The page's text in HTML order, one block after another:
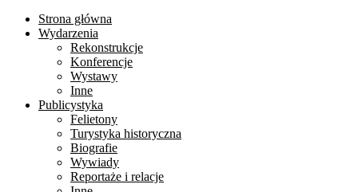
Strona główna
Wydarzenia
Rekonstrukcje
Konferencje
Wystawy
Inne
Publicystyka
Felietony
Turystyka historyczna
Biografie
Wywiady
Reportaże i relacje